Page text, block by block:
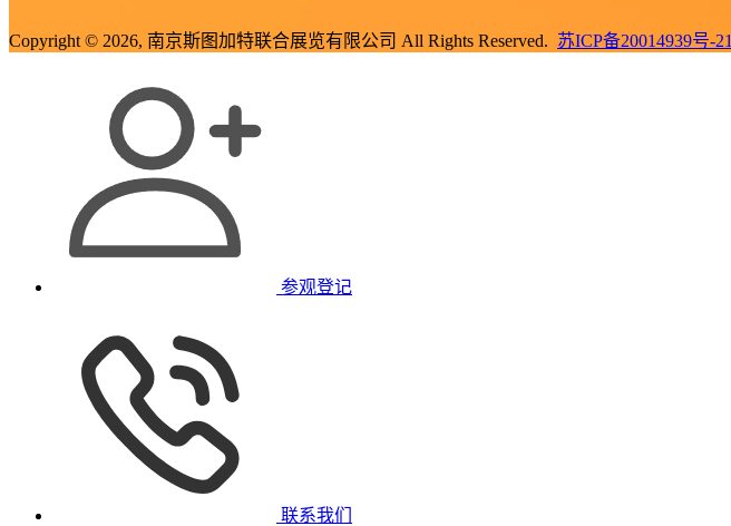
Copyright © 2026, 南京斯图加特联合展览有限公司 All Rights Reserved. 苏ICP备20014939号-21
参观登记
联系我们